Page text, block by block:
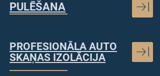
PULĒŠANA
PROFESIONĀLA AUTO
SKAŅAS IZOLĀCIJA